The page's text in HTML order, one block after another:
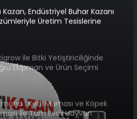
Kazan, Endüstriyel Buhar Kazanı
Üretim Tesislerine
ile Bitki Yetiştiriciliğinde
Ekipman ve Ürün Seçimi
: Kedi Maması ve Köpek
İle Tüm Evcil Hayvan